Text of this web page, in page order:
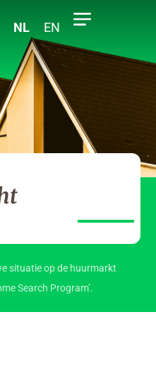
NL EN
situatie op de huurmarkt
Search Program’.